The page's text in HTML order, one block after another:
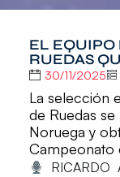
EL EQUIPO
RUEDAS
30/11/2025
La selección
de Ruedas
Noruega y
Campeonato
RICARDO